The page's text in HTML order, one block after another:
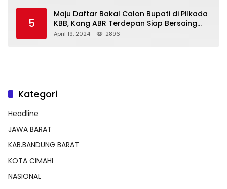
5
Maju Daftar Bakal Calon Bupati di Pilkada
KBB, Kang ABR Terdepan Siap Bersaing
Dengan Balon Lainnya
April 19, 2024 2896
Kategori
Headline
JAWA BARAT
KAB.BANDUNG BARAT
KOTA CIMAHI
NASIONAL